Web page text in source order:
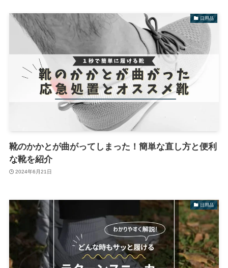
日用品
靴のかかとが曲がってしまった！簡単な直し方と便利
な靴を紹介
2024年6月21日
日用品